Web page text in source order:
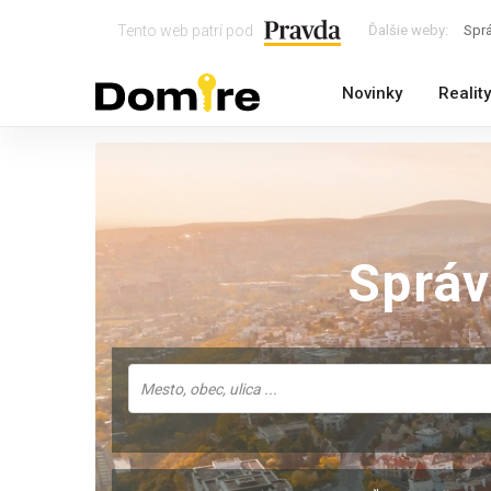
Tento web patrí pod Ďalšie weby:
Novinky Reality